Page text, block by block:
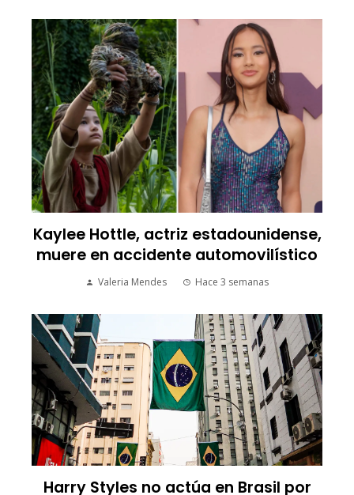
Kaylee Hottle, actriz estadounidense,
muere en accidente automovilístico
Valeria Mendes Hace 3 semanas
Harry Styles no actúa en Brasil por